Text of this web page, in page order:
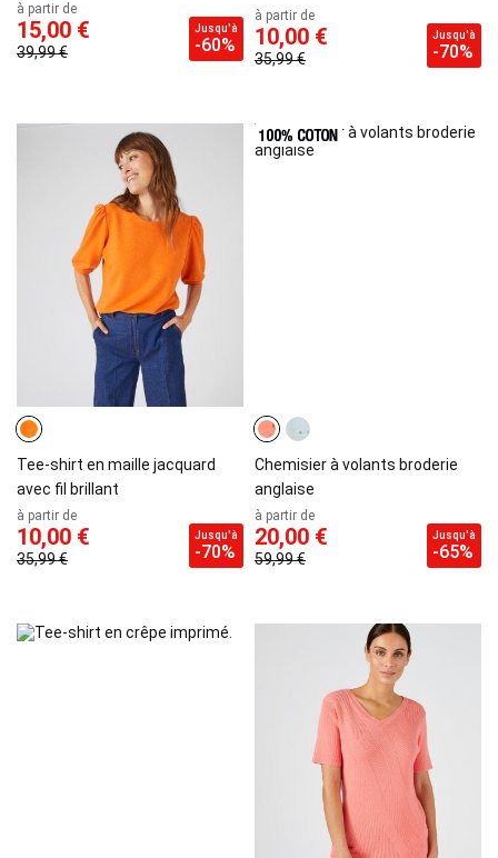
à partir de
15,00 €
39,99 €
Jusqu'à
-60%
à partir de
10,00 €
35,99 €
Jusqu'à
-70%
Tee-shirt en maille jacquard
avec fil brillant
à partir de
10,00 €
35,99 €
Jusqu'à
-70%
Chemisier à volants broderie
anglaise
à partir de
20,00 €
59,99 €
Jusqu'à
-65%